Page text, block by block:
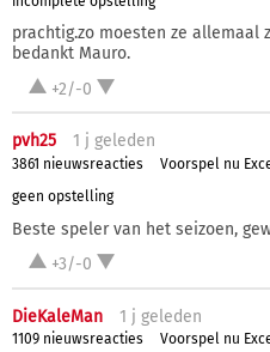
prachtig.zo moesten ze allemaal
bedankt Mauro.
+2/-0
pvh25 1 j geleden
3861 nieuwsreacties
Voorspel nu
geen opstelling
Beste speler van het seizoen,
+3/-0
DieKaleMan 1 j geleden
1109 nieuwsreacties
Voorspel nu